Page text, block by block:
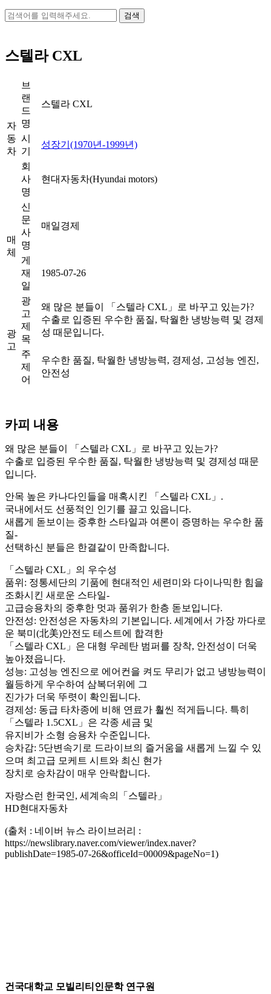
검
스텔라 CXL
자
동
차
브
랜
드
명
스텔라 CXL
시
기
성장기(1970년-1999년)
회
사
명
현대자동차(Hyundai motors)
매
체
신
문
사
명
매일경제
게
재
일
1985-07-26
광
고
광
고
제
목
왜 많은 분들이 「스텔라 CXL」로 바꾸고 있는가?
수출로 입증된 우수한 품질, 탁월한 냉방능력 및 경제
성 때문입니다.
주
제
어
우수한 품질, 탁월한 냉방능력, 경제성, 고성능 엔진,
안전성
카피 내용
왜 많은 분들이 「스텔라 CXL」로 바꾸고 있는가?
수출로 입증된 우수한 품질, 탁월한 냉방능력 및 경제성 때문
입니다.
안목 높은 카나다인들을 매혹시킨 「스텔라 CXL」.
국내에서도 선풍적인 인기를 끌고 있읍니다.
새롭게 돋보이는 중후한 스타일과 여론이 증명하는 우수한 품
질-
선택하신 분들은 한결같이 만족합니다.
「스텔라 CXL」의 우수성
품위: 정통세단의 기품에 현대적인 세련미와 다이나믹한 힘을
조화시킨 새로운 스타일-
고급승용차의 중후한 멋과 품위가 한층 돋보입니다.
안전성: 안전성은 자동차의 기본입니다. 세계에서 가장 까다로
운 북미(北美)안전도 테스트에 합격한
「스텔라 CXL」은 대형 우레탄 범퍼를 장착, 안전성이 더욱
높아졌읍니다.
성능: 고성능 엔진으로 에어컨을 켜도 무리가 없고 냉방능력이
월등하게 우수하여 삼복더위에 그
진가가 더욱 뚜렷이 확인됩니다.
경제성: 동급 타차종에 비해 연료가 훨씬 적게듭니다. 특히
「스텔라 1.5CXL」은 각종 세금 및
유지비가 소형 승용차 수준입니다.
승차감: 5단변속기로 드라이브의 즐거움을 새롭게 느낄 수 있
으며 최고급 모케트 시트와 최신 현가
장치로 승차감이 매우 안락합니다.
자랑스런 한국인, 세계속의「스텔라」
HD현대자동차
(출처 : 네이버 뉴스 라이브러리 :
https://newslibrary.naver.com/viewer/index.naver?
publishDate=1985-07-26&officeId=00009&pageNo=1)
건국대학교 모빌리티인문학 연구원